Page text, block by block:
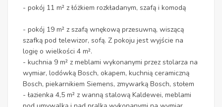
- pokój 11 m² z łóżkiem rozkładanym, szafą i komodą
- pokój 19 m² z szafą wnękową przesuwną, wiszącą
szafką pod telewizor, sofą. Z pokoju jest wyjście na
logię o wielkości 4 m².
- kuchnia 9 m² z meblami wykonanymi przez stolarza na
wymiar, lodówką Bosch, okapem, kuchnią ceramiczną
Bosch, piekarnikiem Siemens, zmywarką Bosch, stołem
- łazienka 4,5 m² z wanną stalową Kaldewei, meblami